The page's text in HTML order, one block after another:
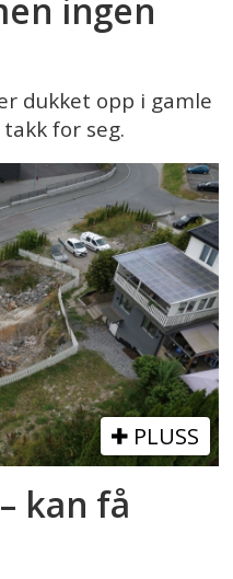
ingen
dukket opp i gamle
for seg.
PLUSS
kan få